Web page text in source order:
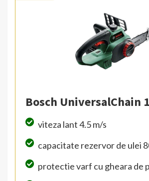
Bosch UniversalChain
viteza lant 4.5 m/s
capacitate rezervor de ulei
protectie varf cu gheara de